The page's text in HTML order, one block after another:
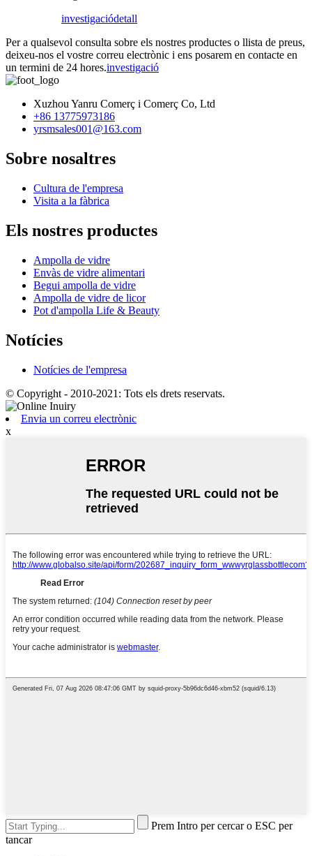
investigaciódetall
Per a qualsevol consulta sobre els nostres productes o llista de preus,
deixeu-nos el vostre correu electrònic i ens posarem en contacte en
un termini de 24 hores.investigació
Xuzhou Yanru Comerç i Comerç Co, Ltd
+86 13775973186
yrsmsales001@163.com
Sobre nosaltres
Cultura de l'empresa
Visita a la fàbrica
Els nostres productes
Ampolla de vidre
Envàs de vidre alimentari
Begui ampolla de vidre
Ampolla de vidre de licor
Pot d'ampolla Life & Beauty
Notícies
Notícies de l'empresa
© Copyright - 2010-2021: Tots els drets reservats.
Envia un correu electrònic
x
Prem Intro per cercar o ESC per
tancar